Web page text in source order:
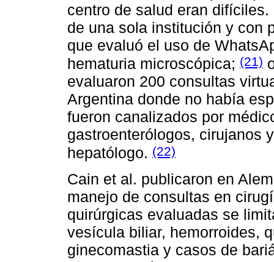
centro de salud eran
de una sola institución y con
que evaluó el uso de
hematuria microscópica; (21)
evaluaron 200 consultas
Argentina donde no había
fueron canalizados por
gastroenterólogos, cirujanos
hepatólogo. (22)
Cain et al. publicaron en
manejo de consultas en
quirúrgicas evaluadas se
vesícula biliar, hemorroides,
ginecomastia y casos de